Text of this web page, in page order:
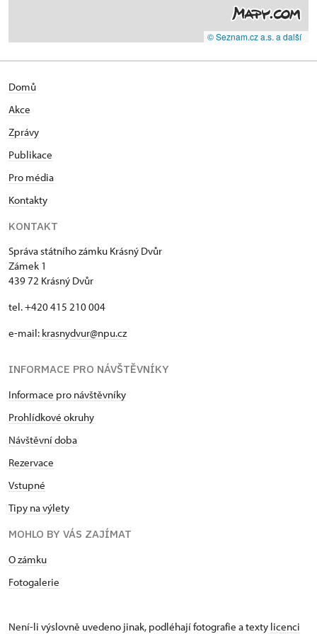
© Seznam.cz a.s. a další
Domů
Akce
Zprávy
Publikace
Pro média
Kontakty
KONTAKT
Správa státního zámku Krásný Dvůr
Zámek 1
439 72 Krásný Dvůr
tel. +420 415 210 004
e-mail: krasnydvur@npu.cz
INFORMACE PRO NÁVŠTĚVNÍKY
Informace pro návštěvníky
Prohlídkové okruhy
Návštěvní doba
Rezervace
Vstupné
Tipy na výlety
MOHLO BY VÁS ZAJÍMAT
O zámku
Fotogalerie
Není-li výslovně uvedeno jinak, podléhají fotografie a texty licenci